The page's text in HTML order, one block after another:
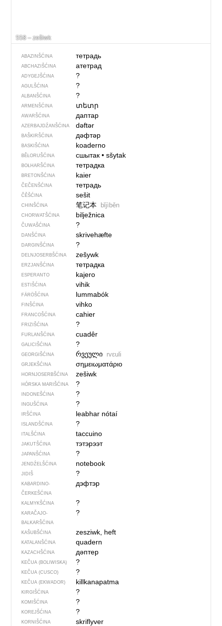
558 – zešiwk
ABAZINŠĆINA тетрадь
ABCHAZIŠĆINA атетрад
ADYGEJŠĆINA ?
AGULŠĆINA ?
ALBANŠĆINA ?
ARMENŠĆINA տետր
AWARŠĆINA даптар
AZERBAJDŹANŠĆINA dəftər
BAŠKIRŠĆINA дәфтәр
BASKIŠĆINA koaderno
BĚŁORUŠĆINA сшытак• sšytak
BOŁHARŠĆINA тетрадка
BRETONŠĆINA kaier
ČEČENŠĆINA тетрадь
ČĚŠĆINA sešit
CHINŠĆINA 笔记本 bǐjìběn
CHORWATŠĆINA bilježnica
ČUWAŠĆINA ?
DANŠĆINA skrivehæfte
DARGINŠĆINA ?
DELNJOSERBŠĆINA zešywk
ERZJANŠĆINA тетрадка
ESPERANTO kajero
ESTIŠĆINA vihik
FÄRÖŠĆINA lummabók
FINŠĆINA vihko
FRANCOŠĆINA cahier
FRIZIŠĆINA ?
FURLANŠĆINA cuadêr
GALICIŠĆINA ?
GEORGIŠĆINA რვეული rvɛuli
GRJEKŠĆINA σημειωματάριο
HORNJOSERBŠĆINA zešiwk
HÓRSKA MARIŠĆINA ?
INDONEŠĆINA ?
INGUŠĆINA ?
IRŠĆINA leabhar nótaí
ISLANDŠĆINA ?
ITALŠĆINA taccuino
JAKUTŠĆINA тэтэрээт
JAPANŠĆINA ?
JENDŹELŠĆINA notebook
JIDIŠ ?
KABARDINO-
ČERKEŠĆINA
дэфтэр
KALMYKŠĆINA ?
KARAČAJO-
BALKARŠĆINA
?
KAŠUBŠĆINA zesziwk, heft
KATALANŠĆINA quadern
KAZACHŠĆINA дәптер
KEČUA (BOLIWISKA) ?
KEČUA (CUSCO) ?
KEČUA (EKWADOR) killkanapatma
KIRGIŠĆINA ?
KOMIŠĆINA ?
KOREJŠĆINA ?
KORNIŠĆINA skriflyver